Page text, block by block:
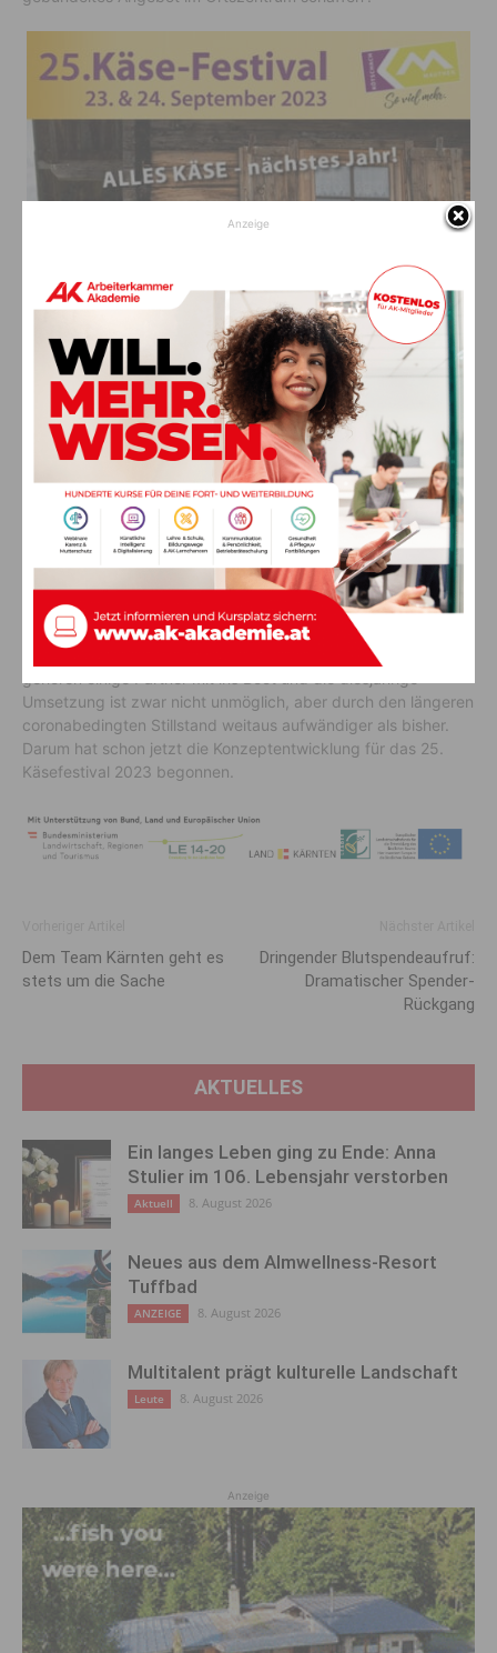
Alles Käse – nächstes Jahr!
Die Organisationsstruktur des Käsefestivals ist neu aufgestellt,
denn Veranstalter ist künftig der Verein „So viel mehr
Kötschach-Mauthen“. Der Vorstand hat sich dazu
ausgesprochen das Jubiläumsevent 2023 durchzuführen. Hier
Umsetzung ist zwar nicht unmöglich, aber durch den längeren
coronabedingten Stillstand weitaus aufwändiger als bisher.
Darum hat schon jetzt die Konzeptentwicklung für das 25.
Käsefestival 2023 begonnen.
Dem Team Kärnten geht es
stets um die Sache
Dringender Blutspendeaufruf:
Dramatischer Spender-
Rückgang
AKTUELLES
Ein langes Leben ging zu Ende: Anna
Stulier im 106. Lebensjahr verstorben
Aktuell 8. August 2026
Neues aus dem Almwellness-Resort
Tuffbad
ANZEIGE 8. August 2026
Multitalent prägt kulturelle Landschaft
Leute 8. August 2026
Anzeige
Anzeige